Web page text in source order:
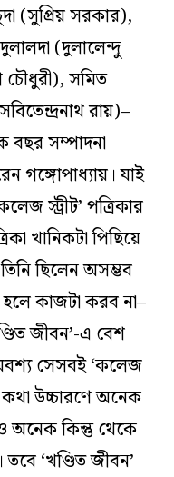
(সুপ্রিয় সরকার),
(দুলালেন্দু
চৌধুরী), সমিত
রায়)–
বছর সম্পাদনা
গঙ্গোপাধ্যায়। যাই
স্ট্রীট’ পত্রিকার
খানিকটা পিছিয়ে
ছিলেন অসম্ভব
হলে কাজটা করব না–
জীবন’-এ বেশ
সেসবই ‘কলেজ
কথা উচ্চারণে অনেক
অনেক কিন্তু থেকে
‘খণ্ডিত জীবন’